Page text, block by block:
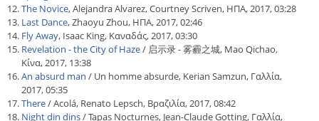
The Novice, Alejandra Alvarez, Courtney Scriven, ΗΠΑ, 2017, 03:28
Last Dance, Zhaoyu Zhou, ΗΠΑ, 2017, 02:46
Fly Away, Isaac King, Καναδάς, 2017, 03:30
Revelation - the City of Haze/ 启示录 - 雾霾之城, Mao Qichao,
Κίνα, 2017, 13:38
An absurd man / Un homme absurde, Kerian Samzun, Γαλλία,
2017, 05:35
There/ Acolá, Renato Lepsch, Βραζιλία, 2017, 08:42
Night din dins/ Tapas Nocturnes, Jean-Claude Gotting, Γαλλία,